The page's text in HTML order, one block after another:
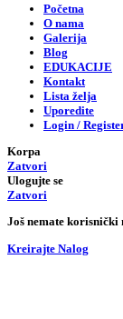
Početna
O nama
Galerija
Blog
EDUKACIJE
Kontakt
Lista želja
Uporedite
Login /
Korpa
Zatvori
Ulogujte se
Zatvori
Još nemate korisnički
Kreirajte Nalog